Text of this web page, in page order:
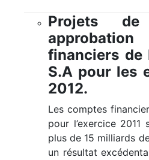
Projets
financiers de
S.A pour les
2012.
Les comptes
pour l’exercice
plus de 15 milliards
un résultat